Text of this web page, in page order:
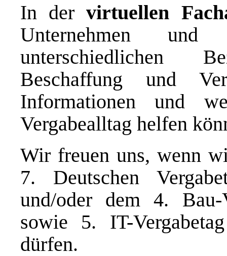
In dervirtuellen
Unternehmen
unterschiedlichen
Beschaffung und
Informationen und
Vergabealltag helfen
Wir freuen uns, wenn
7. Deutschen
und/oder dem 4. Bau-
sowie 5. IT-
dürfen.